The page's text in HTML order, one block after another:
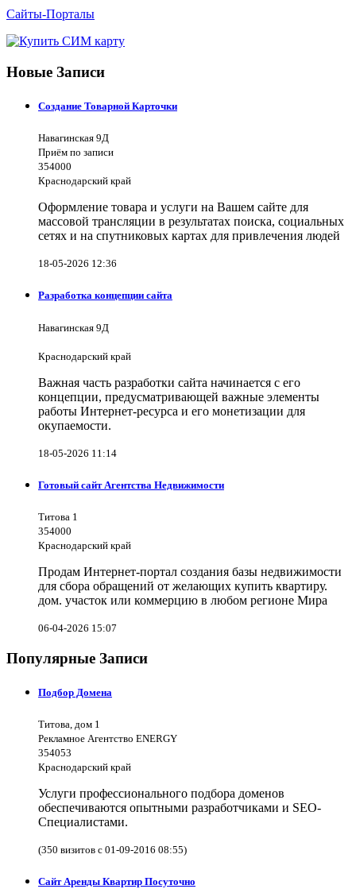
Сайты-Порталы
Новые Записи
Создание Товарной Карточки
Навагинская 9Д
Приём по записи
354000
Краснодарский край
Оформление товара и услуги на Вашем сайте для
массовой трансляции в результатах поиска, социальных
сетях и на спутниковых картах для привлечения людей
18-05-2026 12:36
Разработка концепции сайта
Навагинская 9Д
Краснодарский край
Важная часть разработки сайта начинается с его
концепции, предусматривающей важные элементы
работы Интернет-ресурса и его монетизации для
окупаемости.
18-05-2026 11:14
Готовый сайт Агентства Недвижимости
Титова 1
354000
Краснодарский край
Продам Интернет-портал создания базы недвижимости
для сбора обращений от желающих купить квартиру.
дом. участок или коммерцию в любом регионе Мира
06-04-2026 15:07
Популярные Записи
Подбор Домена
Титова, дом 1
Рекламное Агентство ENERGY
354053
Краснодарский край
Услуги профессионального подбора доменов
обеспечиваются опытными разработчиками и SEO-
Специалистами.
(350 визитов с 01-09-2016 08:55)
Сайт Аренды Квартир Посуточно